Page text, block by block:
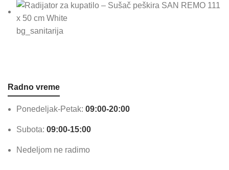
bg_sanitarija
Radno vreme
Ponedeljak-Petak: 09:00-20:00
Subota: 09:00-15:00
Nedeljom ne radimo